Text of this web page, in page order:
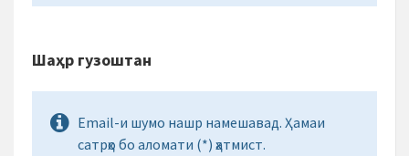
Шаҳр гузоштан
Email-и шумо нашр намешавад. Ҳамаи
сатрҳо бо аломати (*) ҳатмист.